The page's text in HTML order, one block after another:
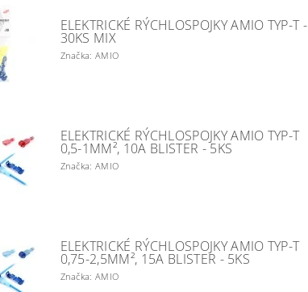
ELEKTRICKÉ RÝCHLOSPOJKY AMIO TYP-T -
30KS MIX
Značka: AMIO
ELEKTRICKÉ RÝCHLOSPOJKY AMIO TYP-T
0,5-1MM², 10A BLISTER - 5KS
Značka: AMIO
ELEKTRICKÉ RÝCHLOSPOJKY AMIO TYP-T
0,75-2,5MM², 15A BLISTER - 5KS
Značka: AMIO